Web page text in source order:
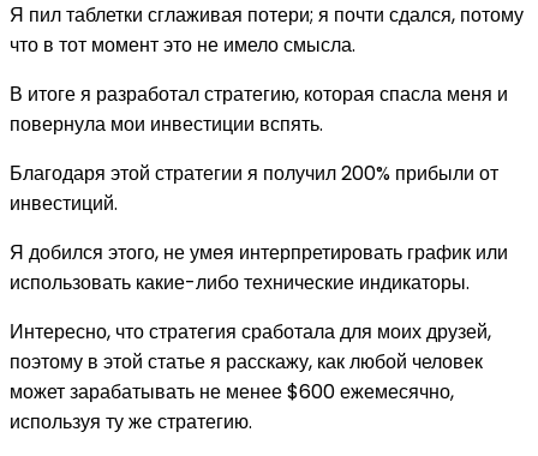
Я пил таблетки сглаживая потери; я почти сдался, потому
что в тот момент это не имело смысла.
В итоге я разработал стратегию, которая спасла меня и
повернула мои инвестиции вспять.
Благодаря этой стратегии я получил 200% прибыли от
инвестиций.
Я добился этого, не умея интерпретировать график или
использовать какие-либо технические индикаторы.
Интересно, что стратегия сработала для моих друзей,
поэтому в этой статье я расскажу, как любой человек
может зарабатывать не менее $600 ежемесячно,
используя ту же стратегию.